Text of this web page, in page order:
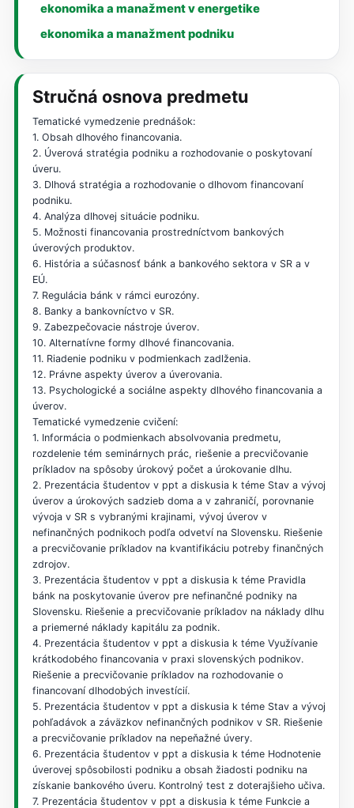
ekonomika a manažment v energetike
ekonomika a manažment podniku
Stručná osnova predmetu
Tematické vymedzenie prednášok:
1. Obsah dlhového financovania.
2. Úverová stratégia podniku a rozhodovanie o poskytovaní
úveru.
3. Dlhová stratégia a rozhodovanie o dlhovom financovaní
podniku.
4. Analýza dlhovej situácie podniku.
5. Možnosti financovania prostredníctvom bankových
úverových produktov.
6. História a súčasnosť bánk a bankového sektora v SR a v
EÚ.
7. Regulácia bánk v rámci eurozóny.
8. Banky a bankovníctvo v SR.
9. Zabezpečovacie nástroje úverov.
10. Alternatívne formy dlhové financovania.
11. Riadenie podniku v podmienkach zadlženia.
12. Právne aspekty úverov a úverovania.
13. Psychologické a sociálne aspekty dlhového financovania a
úverov.
Tematické vymedzenie cvičení:
1. Informácia o podmienkach absolvovania predmetu,
rozdelenie tém seminárnych prác, riešenie a precvičovanie
príkladov na spôsoby úrokový počet a úrokovanie dlhu.
2. Prezentácia študentov v ppt a diskusia k téme Stav a vývoj
úverov a úrokových sadzieb doma a v zahraničí, porovnanie
vývoja v SR s vybranými krajinami, vývoj úverov v
nefinančných podnikoch podľa odvetví na Slovensku. Riešenie
a precvičovanie príkladov na kvantifikáciu potreby finančných
zdrojov.
3. Prezentácia študentov v ppt a diskusia k téme Pravidla
bánk na poskytovanie úverov pre nefinančné podniky na
Slovensku. Riešenie a precvičovanie príkladov na náklady dlhu
a priemerné náklady kapitálu za podnik.
4. Prezentácia študentov v ppt a diskusia k téme Využívanie
krátkodobého financovania v praxi slovenských podnikov.
Riešenie a precvičovanie príkladov na rozhodovanie o
financovaní dlhodobých investícií.
5. Prezentácia študentov v ppt a diskusia k téme Stav a vývoj
pohľadávok a záväzkov nefinančných podnikov v SR. Riešenie
a precvičovanie príkladov na nepeňažné úvery.
6. Prezentácia študentov v ppt a diskusia k téme Hodnotenie
úverovej spôsobilosti podniku a obsah žiadosti podniku na
získanie bankového úveru. Kontrolný test z doterajšieho učiva.
7. Prezentácia študentov v ppt a diskusia k téme Funkcie a